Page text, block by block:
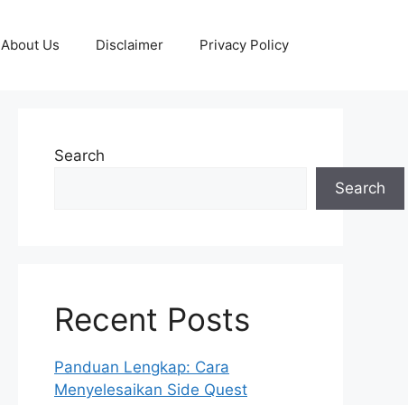
About Us Disclaimer Privacy Policy
Search
Search
Recent Posts
Panduan Lengkap: Cara
Menyelesaikan Side Quest